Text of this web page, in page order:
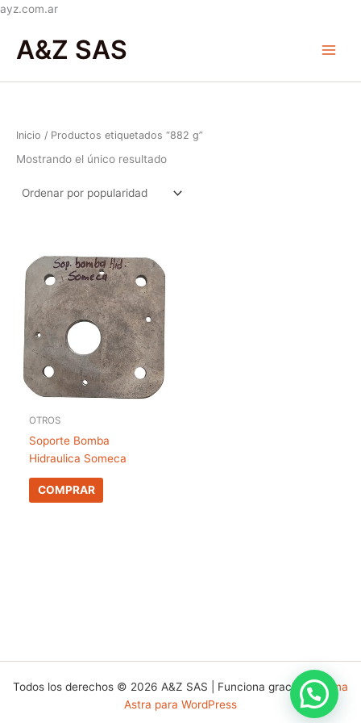
ayz.com.arIr
contenido
A&Z SAS
Menu
Inicio / Productos etiquetados “882 g”
Mostrando el único resultado
OTROS
Soporte Bomba
Hidraulica Someca
COMPRAR
Todos los derechos © 2026 A&Z SAS | Funciona gracias aTema
Astra para WordPress